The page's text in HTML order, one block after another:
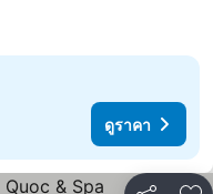
ดูราคา